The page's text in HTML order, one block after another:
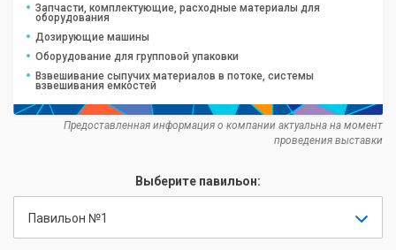
Запчасти, комплектующие, расходные материалы для
оборудования
Дозирующие машины
Оборудование для групповой упаковки
Взвешивание сыпучих материалов в потоке, системы
взвешивания емкостей
Предоставленная информация о компании актуальна на момент
проведения выставки
Выберите павильон:
Павильон №1